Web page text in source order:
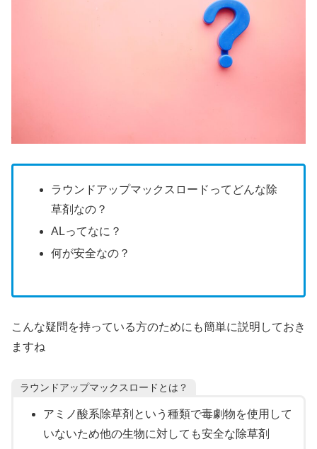
ラウンドアップマックスロードってどんな除
草剤なの？
ALってなに？
何が安全なの？
こんな疑問を持っている方のためにも簡単に説明しておき
ますね
ラウンドアップマックスロードとは？
アミノ酸系除草剤という種類で毒劇物を使用して
いないため他の生物に対しても安全な除草剤